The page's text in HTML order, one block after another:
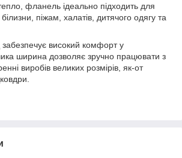
фланель ідеально підходить для
піжам, халатів, дитячого одягу та
високий комфорт у
ширина дозволяє зручно працювати з
виробів великих розмірів, як-от